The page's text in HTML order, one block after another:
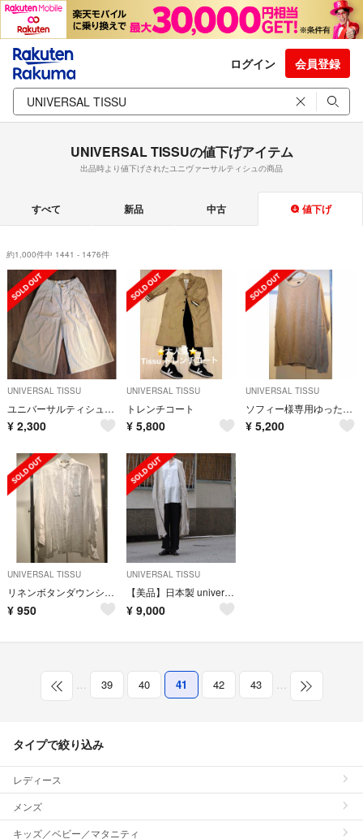
ログイン 会員登録
UNIVERSAL TISSUの値下げアイテム
出品時より値下げされたユニヴァーサルティシュの商品
すべて 新品 中古 値下げ
約1,000件中 1441 - 1476件
UNIVERSAL TISSU
ユニバーサルティシュ UNIVERSAL TISSU パンツ
¥ 2,300
UNIVERSAL TISSU
トレンチコート
¥ 5,800
UNIVERSAL TISSU
ソフィー様専用ゆったりコットンニット/グラソンボーダー
¥ 5,200
UNIVERSAL TISSU
リネンボタンダウンシャツ
¥ 950
UNIVERSAL TISSU
【美品】日本製 universal tissu リネンカシュクールワンピース F
¥ 9,000
… 39 40 41 42 43 …
タイプで絞り込み
レディース
メンズ
キッズ／ベビー／マタニティ